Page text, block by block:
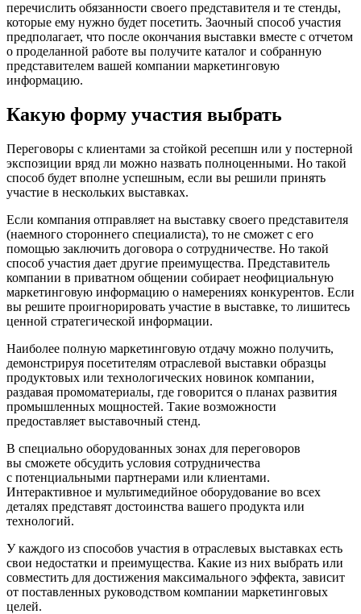
перечислить обязанности своего представителя и те стенды,
которые ему нужно будет посетить. Заочный способ участия
предполагает, что после окончания выставки вместе с отчетом
о проделанной работе вы получите каталог и собранную
представителем вашей компании маркетинговую
информацию.
Какую форму участия выбрать
Переговоры с клиентами за стойкой ресепшн или у постерной
экспозиции вряд ли можно назвать полноценными. Но такой
способ будет вполне успешным, если вы решили принять
участие в нескольких выставках.
Если компания отправляет на выставку своего представителя
(наемного стороннего специалиста), то не сможет с его
помощью заключить договора о сотрудничестве. Но такой
способ участия дает другие преимущества. Представитель
компании в приватном общении собирает неофициальную
маркетинговую информацию о намерениях конкурентов. Если
вы решите проигнорировать участие в выставке, то лишитесь
ценной стратегической информации.
Наиболее полную маркетинговую отдачу можно получить,
демонстрируя посетителям отраслевой выставки образцы
продуктовых или технологических новинок компании,
раздавая промоматериалы, где говорится о планах развития
промышленных мощностей. Такие возможности
предоставляет выставочный стенд.
В специально оборудованных зонах для переговоров
вы сможете обсудить условия сотрудничества
с потенциальными партнерами или клиентами.
Интерактивное и мультимедийное оборудование во всех
деталях представят достоинства вашего продукта или
технологий.
У каждого из способов участия в отраслевых выставках есть
свои недостатки и преимущества. Какие из них выбрать или
совместить для достижения максимального эффекта, зависит
от поставленных руководством компании маркетинговых
целей.